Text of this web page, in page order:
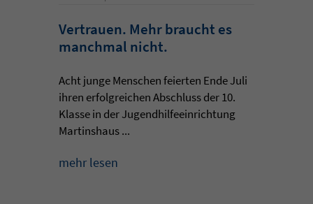
Vertrauen. Mehr braucht es
manchmal nicht.
Acht junge Menschen feierten Ende Juli
ihren erfolgreichen Abschluss der 10.
Klasse in der Jugendhilfeeinrichtung
Martinshaus ...
mehr lesen